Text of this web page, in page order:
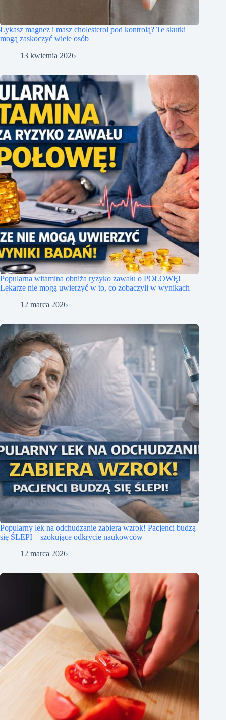
Łykasz magnez i masz cholesterol pod kontrolą? Te skutki
mogą zaskoczyć wiele osób
13 kwietnia 2026
Popularna witamina obniża ryzyko zawału o POŁOWĘ!
Lekarze nie mogą uwierzyć w to, co zobaczyli w wynikach
12 marca 2026
Popularny lek na odchudzanie zabiera wzrok! Pacjenci budzą
się ŚLEPI – szokujące odkrycie naukowców
12 marca 2026